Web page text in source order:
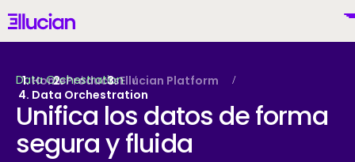
Main menu Ellucian
Mexico (Spanish)
HomeProductsEllucian Platform
Data Orchestration
Data Orchestration
Unifica los datos de forma
segura y fluida